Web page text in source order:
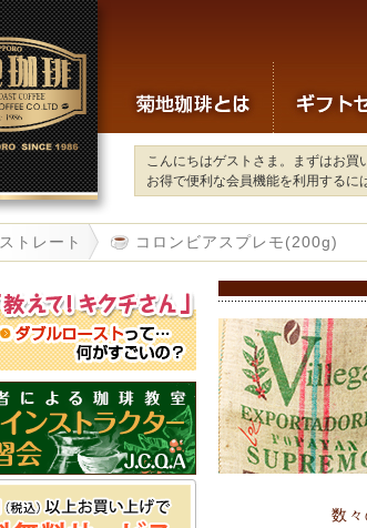
こんにちはゲストさま。まずはお買
お得で便利な会員機能を利用するに
ストレート コロンビアスプレモ(200g)
数